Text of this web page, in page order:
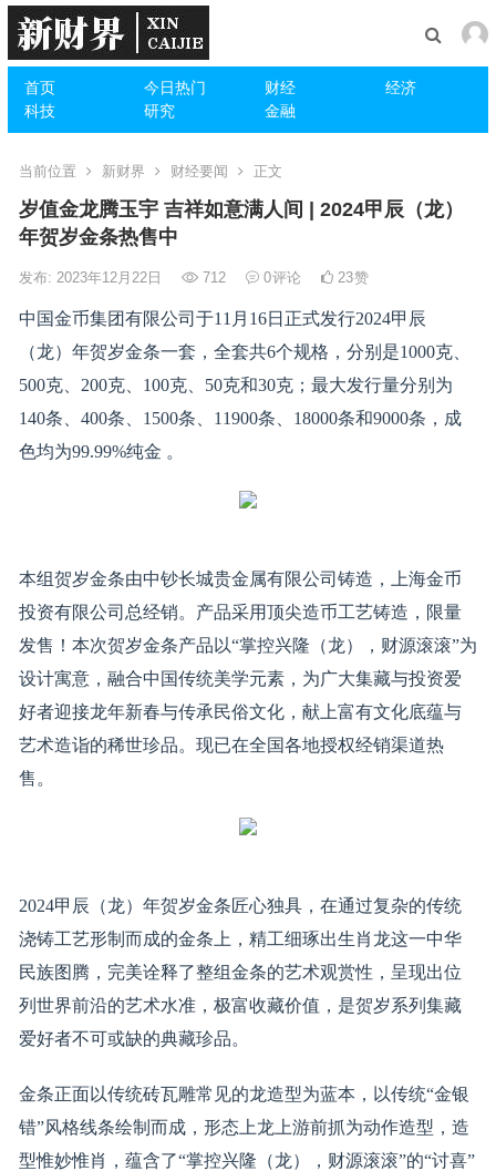
首页 今日热门 财经
经济
科技
研究 金融
当前位置 新财界 财经要闻 正文
岁值金龙腾玉宇 吉祥如意满人间 | 2024甲辰（龙）
年贺岁金条热售中
发布: 2023年12月22日 712 0评论 23赞
中国金币集团有限公司于11月16日正式发行2024甲辰
（龙）年贺岁金条一套，全套共6个规格，分别是1000克、
500克、200克、100克、50克和30克；最大发行量分别为
140条、400条、1500条、11900条、18000条和9000条，成
色均为99.99%纯金 。
本组贺岁金条由中钞长城贵金属有限公司铸造，上海金币
投资有限公司总经销。产品采用顶尖造币工艺铸造，限量
发售！本次贺岁金条产品以“掌控兴隆（龙），财源滚滚”为
设计寓意，融合中国传统美学元素，为广大集藏与投资爱
好者迎接龙年新春与传承民俗文化，献上富有文化底蕴与
艺术造诣的稀世珍品。现已在全国各地授权经销渠道热
售。
2024甲辰（龙）年贺岁金条匠心独具，在通过复杂的传统
浇铸工艺形制而成的金条上，精工细琢出生肖龙这一中华
民族图腾，完美诠释了整组金条的艺术观赏性，呈现出位
列世界前沿的艺术水准，极富收藏价值，是贺岁系列集藏
爱好者不可或缺的典藏珍品。
金条正面以传统砖瓦雕常见的龙造型为蓝本，以传统“金银
错”风格线条绘制而成，形态上龙上游前抓为动作造型，造
型惟妙惟肖，蕴含了“掌控兴隆（龙），财源滚滚”的“讨喜”